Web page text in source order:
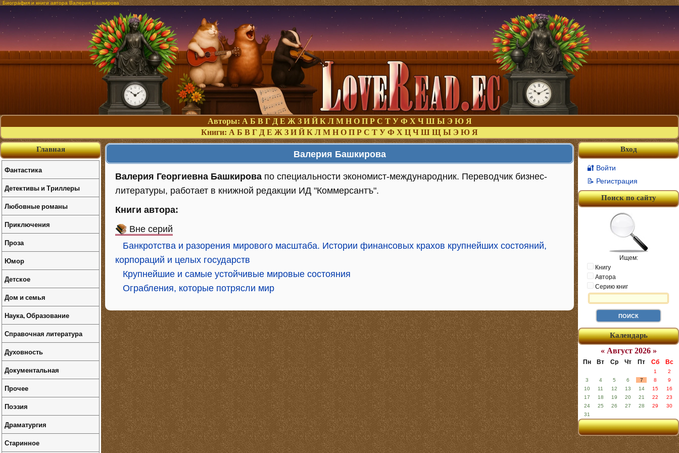
Биография и книги автора Валерия Башкирова
Авторы: А Б В Г Д Е Ж З И Й К Л М Н О П Р С Т У Ф Х Ч Ш Ы Э Ю Я
Книги: А Б В Г Д Е Ж З И Й К Л М Н О П Р С Т У Ф Х Ц Ч Ш Щ Ы Э Ю Я
Валерия Башкирова
Валерия Георгиевна Башкирова по специальности экономист-международник. Переводчик бизнес-
литературы, работает в книжной редакции ИД "Коммерсантъ".
Книги автора:
Вне серий
Банкротства и разорения мирового масштаба. Истории финансовых крахов крупнейших состояний,
корпораций и целых государств
Крупнейшие и самые устойчивые мировые состояния
Ограбления, которые потрясли мир
Вход
🔐 Войти
📝 Регистрация
Поиск по сайту
Ищем:
Книгу
Автора
Серию книг
Календарь
« Август 2026 »
Пн Вт Ср Чт Пт Сб Вс
1
2
3
4 5 6 7 8
9
10
11 12 13 14 15
16
17
18 19 20 21 22
23
24
25 26 27 28 29
30
31
Главная
Фантастика
Детективы и Триллеры
Любовные романы
Приключения
Проза
Юмор
Детское
Дом и семья
Наука, Образование
Справочная литература
Духовность
Документальная
Прочее
Поэзия
Драматургия
Старинное